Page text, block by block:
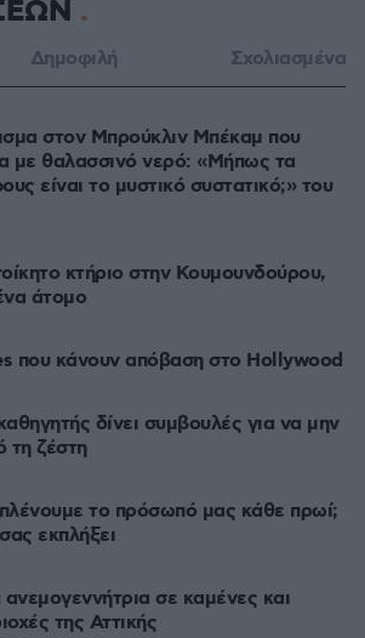
Δημοφιλή Σχολιασμένα
στον Μπρούκλιν Μπέκαμ που
με θαλασσινό νερό: «Μήπως τα
είναι το μυστικό συστατικό;» του
κτήριο στην Κουμουνδούρου,
άτομο
που κάνουν απόβαση στο Hollywood
δίνει συμβουλές για να μην
τη ζέστη
το πρόσωπό μας κάθε πρωί;
εκπλήξει
σε καμένες και
της Αττικής